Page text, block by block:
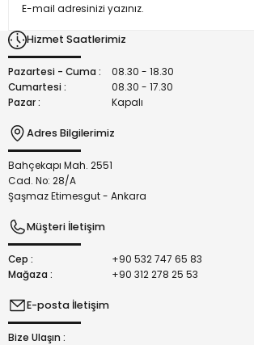
Ürün açıklamasında eksik bilgiler bulunuyor.
Bu ürüne benzer farklı alternatifler olmalı.
Hizmet Saatlerimiz
Pazartesi - Cuma :
08.30 - 18.30
Cumartesi :
08.30 - 17.30
Pazar :
Kapalı
Adres Bilgilerimiz
Bahçekapı Mah. 2551
Cad. No: 28/A
Şaşmaz Etimesgut - Ankara
Müşteri İletişim
Cep :
+90 532 747 65 83
Mağaza :
+90 312 278 25 53
E-posta İletişim
Bize Ulaşın :